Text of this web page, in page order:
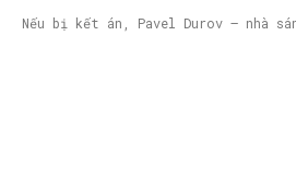
nã quốc tế
Nếu bị kết án, Pavel Durov – nhà